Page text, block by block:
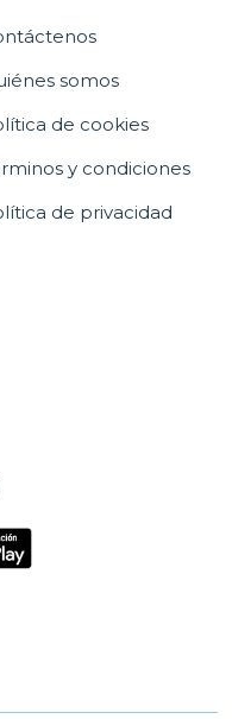
somos
de cookies
y condiciones
de privacidad